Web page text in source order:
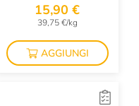
15,90 €
39,75 €/kg
AGGIUNGI